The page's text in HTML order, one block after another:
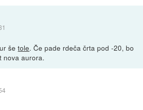
šetole. Če pade rdeča črta pod -20, bo
nova aurora.